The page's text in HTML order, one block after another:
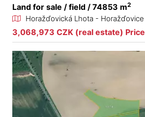
Land for sale / field / 74853 m2
Horažďovická Lhota - Horažďovice
3,068,973 CZK (real estate) Price